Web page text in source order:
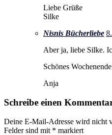
Liebe Grüße
Silke
Nisnis Bücherliebe
Aber ja, liebe Silke.
Schönes
Anja
Schreibe einen
Deine E-Mail-Adresse wird nicht
Felder sind mit * markiert